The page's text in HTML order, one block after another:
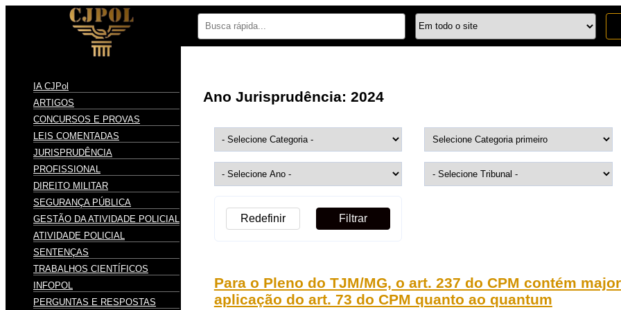
IA CJPol
ARTIGOS
CONCURSOS E PROVAS
LEIS COMENTADAS
JURISPRUDÊNCIA
PROFISSIONAL
DIREITO MILITAR
SEGURANÇA PÚBLICA
GESTÃO DA ATIVIDADE POLICIAL
ATIVIDADE POLICIAL
SENTENÇAS
TRABALHOS CIENTÍFICOS
INFOPOL
PERGUNTAS E RESPOSTAS
Ano Jurisprudência: 2024
Filtrar
Redefinir
Para o Pleno do TJM/MG, o art. 237 do CPM contém
aplicação do art. 73 do CPM quanto ao quantum